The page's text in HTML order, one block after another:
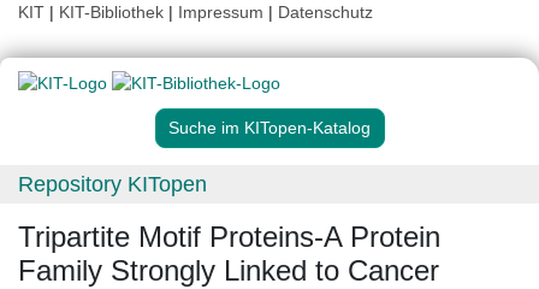
KIT | KIT-Bibliothek | Impressum | Datenschutz
Suche im KITopen-Katalog
Repository KITopen
Tripartite Motif Proteins-A Protein
Family Strongly Linked to Cancer